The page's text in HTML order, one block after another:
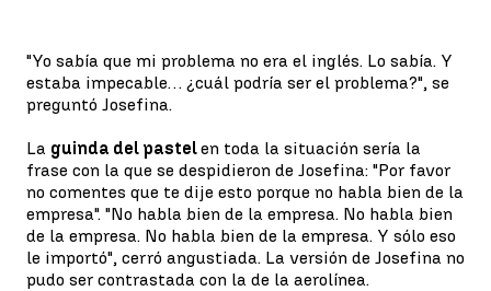
"Yo sabía que mi problema no era el inglés. Lo sabía. Y
estaba impecable… ¿cuál podría ser el problema?", se
preguntó Josefina.
La guinda del pastelen toda la situación sería la
frase con la que se despidieron de Josefina: "Por favor
no comentes que te dije esto porque no habla bien de la
empresa". "No habla bien de la empresa. No habla bien
de la empresa. No habla bien de la empresa. Y sólo eso
le importó", cerró angustiada. La versión de Josefina no
pudo ser contrastada con la de la aerolínea.